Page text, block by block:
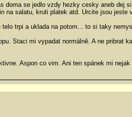
doma se jedlo vzdy hezky cesky aneb dej
na salatu, kruti platek atd. Urcite jsou
trpi a uklada na potom... to si taky
Staci mi vypadat normálně. A ne pribrat
Aspon co vim. Ani ten spánek mi